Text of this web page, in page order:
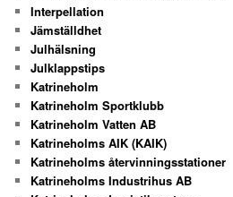
Interpellation
Jämställdhet
Julhälsning
Julklappstips
Katrineholm
Katrineholm Sportklubb
Katrineholm Vatten AB
Katrineholms AIK (KAIK)
Katrineholms återvinningsstationer
Katrineholms Industrihus AB